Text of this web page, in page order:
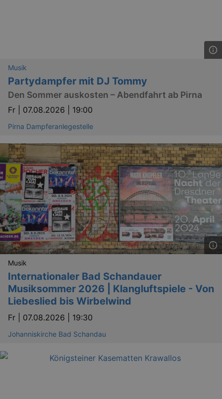
Musik
Partydampfer mit DJ Tommy
Den Sommer auskosten – Abendfahrt ab Pirna
Fr | 07.08.2026 | 19:00
Pirna Dampferanlegestelle
Musik
Internationaler Bad Schandauer
Musiksommer 2026 | Klangluftspiele - Von
Liebeslied bis Wirbelwind
Fr | 07.08.2026 | 19:30
Johanniskirche Bad Schandau